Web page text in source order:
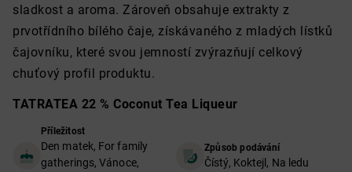
sladkost a aroma. Zároveň obsahuje extrakty z
prvotřídního bílého čaje, získávaného z mladých lístků
čajovníku, které svou jemností zvýrazňují celkový
chuťový profil produktu.
TATRATEA 22 % Coconut Tea Liqueur
Příležitost
Den matek, For family
gatherings, Vánoce,
Způsob podávání
Čístý, Koktejl, Na ledu